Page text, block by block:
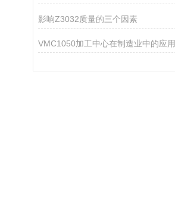
影响Z3032质量的三个因素
VMC1050加工中心在制造业中的应用